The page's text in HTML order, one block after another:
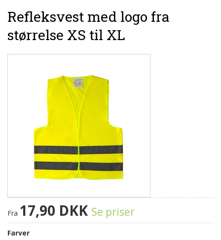
Refleksvest med logo fra
størrelse XS til XL
Fra 17,90 DKK Se priser
Farver